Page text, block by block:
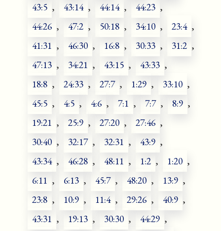
43:5 , 43:14 , 44:14 , 44:23 ,
44:26 , 47:2 , 50:18 , 34:10 , 23:4 ,
41:31 , 46:30 , 16:8 , 30:33 , 31:2 ,
47:13 , 34:21 , 43:15 , 43:33 ,
18:8 , 24:33 , 27:7 , 1:29 , 33:10 ,
45:5 , 4:5 , 4:6 , 7:1 , 7:7 , 8:9 ,
19:21 , 25:9 , 27:20 , 27:46 ,
30:40 , 32:17 , 32:31 , 43:9 ,
43:34 , 46:28 , 48:11 , 1:2 , 1:20 ,
6:11 , 6:13 , 45:7 , 48:20 , 13:9 ,
23:8 , 10:9 , 11:4 , 29:26 , 40:9 ,
43:31 , 19:13 , 30:30 , 44:29 ,